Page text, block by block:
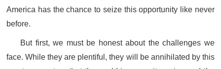
America has the chance to seize this opportunity like never
before.
But first, we must be honest about the challenges we
face. While they are plentiful, they will be annihilated by this